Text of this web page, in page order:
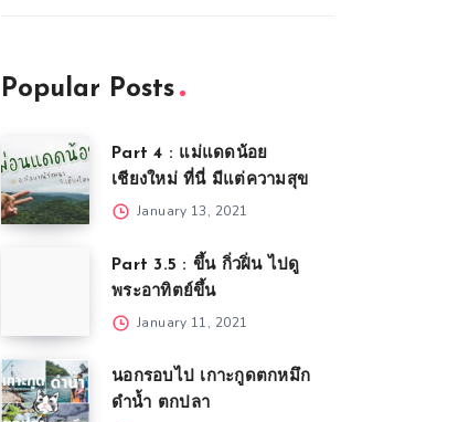
Popular Posts
Part 4 : แม่แดดน้อย
เชียงใหม่ ที่นี่ มีแต่ความสุข
January 13, 2021
Part 3.5 : ขึ้น กิ่วฝิ่น ไปดู
พระอาทิตย์ขึ้น
January 11, 2021
นอกรอบไป เกาะกูดตกหมึก
ดำน้ำ ตกปลา